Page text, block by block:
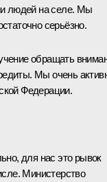
людей на селе. Мы
серьёзно.
обращать
Мы очень
Федерации.
для нас это рывок
Министерство